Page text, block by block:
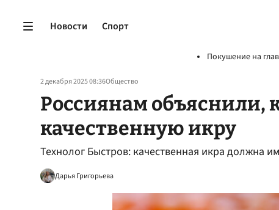
Новости Спорт
Покушение на
2 декабря 2025 08:36Общество
Россиянам объяснили,
качественную икру
Технолог Быстров: качественная икра должна
Дарья Григорьева